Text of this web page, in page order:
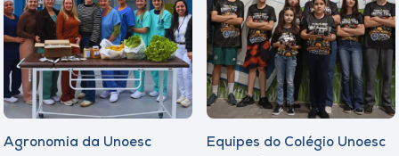
Agronomia da Unoesc
Equipes do Colégio Unoesc